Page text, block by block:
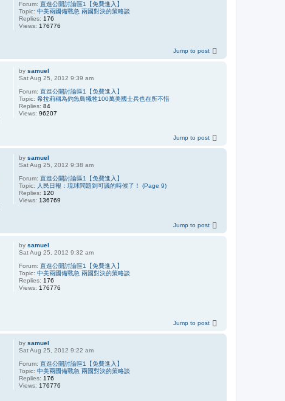
Forum:直進公開討論區1【免費進入】
Topic:中美兩國備戰急 兩國對決的策略談
Replies: 176
Views: 176776
Jump to post
bysamuel
Sat Aug 25, 2012 9:39 am
Forum:直進公開討論區1【免費進入】
Topic:希拉莉稱為釣魚島犧牲100萬美國士兵也在所不惜
Replies:84
Views:96207
Jump to post
bysamuel
Sat Aug 25, 2012 9:38 am
Forum:直進公開討論區1【免費進入】
Topic: 人民日報：琉球問題到可議的時候了！ (Page 9)
Replies: 120
Views: 136769
Jump to post
bysamuel
Sat Aug 25, 2012 9:32 am
Forum:直進公開討論區1【免費進入】
Topic:中美兩國備戰急 兩國對決的策略談
Replies: 176
Views: 176776
Jump to post
bysamuel
Sat Aug 25, 2012 9:22 am
Forum:直進公開討論區1【免費進入】
Topic:中美兩國備戰急 兩國對決的策略談
Replies: 176
Views: 176776